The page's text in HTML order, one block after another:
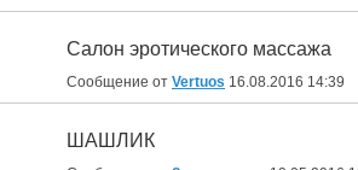
Салон эротического массажа
Сообщение от Vertuos 16.08.2016 14:39
ШАШЛИК